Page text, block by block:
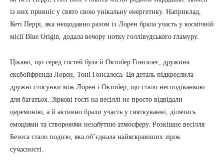
із них привніс у свято свою унікальну енергетику. Наприклад,
Кеті Перрі, яка нещодавно разом із Лорен брала участь у космічній
місії Blue Origin, додала вечору нотку голлівудського гламуру.
Цікаво, що серед гостей була й Октобер Гонсалес, дружина
ексбойфренда Лорен, Тоні Гонсалеса. Ця деталь підкреслила
дружні стосунки між Лорен і Октобер, що стало несподіванкою
для багатьох. Зіркові гості на весіллі не просто відвідали
церемонію, а й активно брали участь у святкуванні, ділячись
емоціями та створюючи незабутню атмосферу. Розкішне весілля
Безоса стало подією, яка обʼєднала найяскравіших зірок
сучасності.